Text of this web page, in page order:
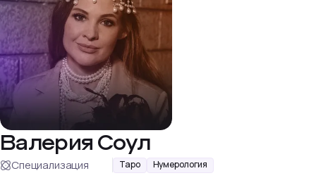
Валерия Соул
Специализация Таро Нумерология